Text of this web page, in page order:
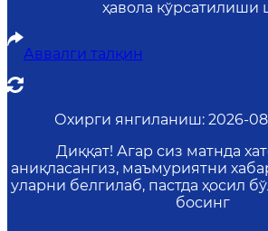
ҳавола кўрсатилиши
Аввалги талқин
Охирги янгиланиш: 2026-
Диққат! Агар сиз матнда
аниқласангиз, маъмуриятни
уларни белгилаб, пастда ҳосил
босинг